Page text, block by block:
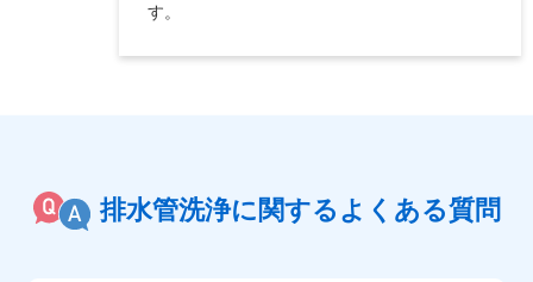
す。
排水管洗浄に関するよくある質問